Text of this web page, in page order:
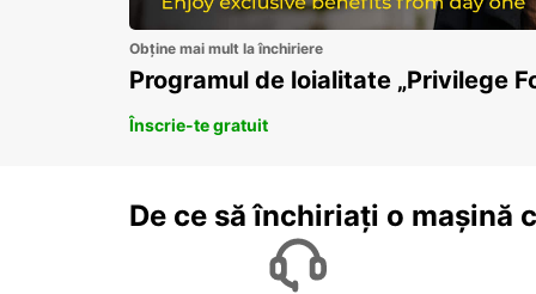
Obține mai mult la închiriere
Programul de loialitate „Privilege
Înscrie-te gratuit
De ce să închiriați o mașină